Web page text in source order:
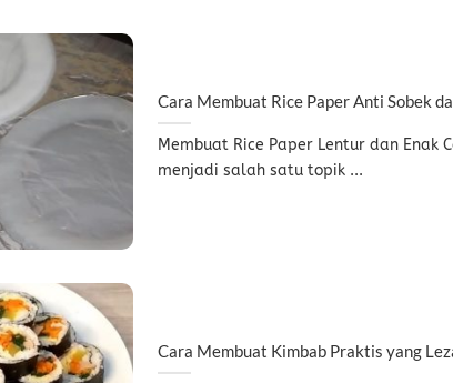
Cara Membuat Rice Paper Anti Sobek
Membuat Rice Paper Lentur dan Enak
menjadi salah satu topik ...
Cara Membuat Kimbab Praktis yang